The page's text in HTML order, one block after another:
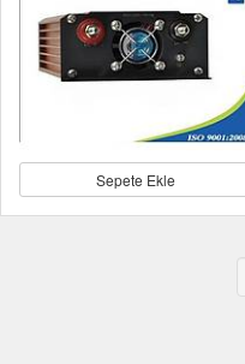
Sepete Ekle